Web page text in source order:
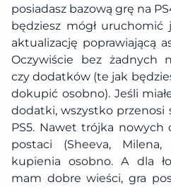
posiadasz bazową grę na
będziesz mógł uruchomić
aktualizację poprawiającą
Oczywiście bez żadnych
czy dodatków (te jak
dokupić osobno). Jeśli
dodatki, wszystko przenosi
PS5. Nawet trójka nowych
postaci (Sheeva,
kupienia osobno. A dla
mam dobre wieści, gra